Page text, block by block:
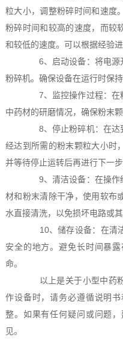
粒大小，调整粉碎时间和速度
粉碎时间和较高的速度，而较
和较低的速度。可以根据经验
6、启动设备：将电源
粉碎机。确保设备在运行时保
7、监控操作过程：在
中药材的研磨情况，确保粉末
8、停止粉碎机：在达
经达到所需的粉末颗粒大小时
并等待停止运转后再进行下一步
9、清洁设备：在操作
材和粉末清除干净，使用软布
水直接清洗，以免损坏电路或其
10、储存设备：在清洁
安全的地方。避免长时间暴
命。
以上是关于小型中药粉
作设备时，请务必遵循说明
整。如果有任何疑问或问题
见。